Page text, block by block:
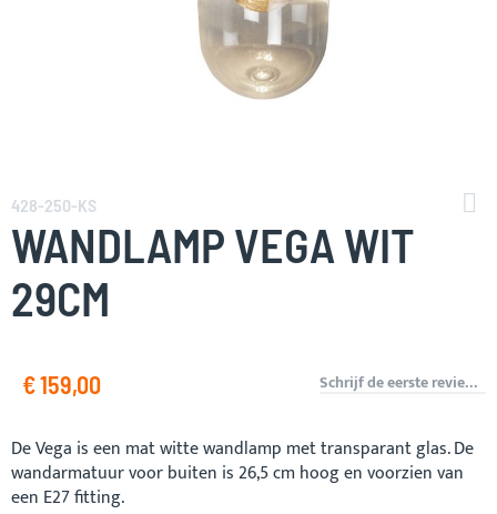
naar
het
begin
van
de
afbeeldingen-
428-250-KS
WANDLAMP VEGA WIT
29CM
€ 159,00 Schrijf de eerste review over dit product
De Vega is een mat witte wandlamp met transparant glas. De
wandarmatuur voor buiten is 26,5 cm hoog en voorzien van
een E27 fitting.